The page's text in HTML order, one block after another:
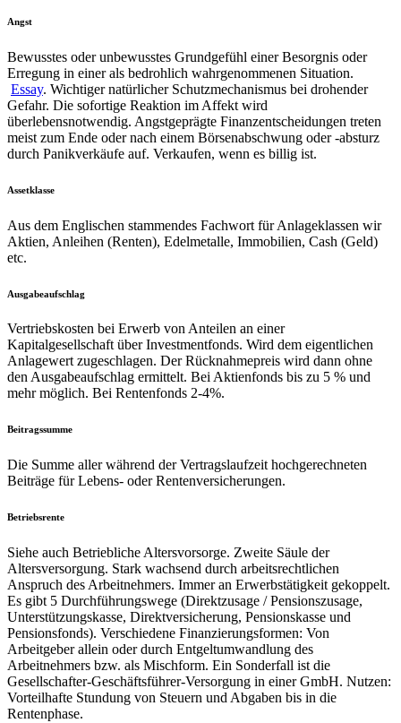
Angst
Bewusstes oder unbewusstes Grundgefühl einer Besorgnis oder
Erregung in einer als bedrohlich wahrgenommenen Situation.
Essay. Wichtiger natürlicher Schutzmechanismus bei drohender
Gefahr. Die sofortige Reaktion im Affekt wird
überlebensnotwendig. Angstgeprägte Finanzentscheidungen treten
meist zum Ende oder nach einem Börsenabschwung oder -absturz
durch Panikverkäufe auf. Verkaufen, wenn es billig ist.
Assetklasse
Aus dem Englischen stammendes Fachwort für Anlageklassen wir
Aktien, Anleihen (Renten), Edelmetalle, Immobilien, Cash (Geld)
etc.
Ausgabeaufschlag
Vertriebskosten bei Erwerb von Anteilen an einer
Kapitalgesellschaft über Investmentfonds. Wird dem eigentlichen
Anlagewert zugeschlagen. Der Rücknahmepreis wird dann ohne
den Ausgabeaufschlag ermittelt. Bei Aktienfonds bis zu 5 % und
mehr möglich. Bei Rentenfonds 2-4%.
Beitragssumme
Die Summe aller während der Vertragslaufzeit hochgerechneten
Beiträge für Lebens- oder Rentenversicherungen.
Betriebsrente
Siehe auch Betriebliche Altersvorsorge. Zweite Säule der
Altersversorgung. Stark wachsend durch arbeitsrechtlichen
Anspruch des Arbeitnehmers. Immer an Erwerbstätigkeit gekoppelt.
Es gibt 5 Durchführungswege (Direktzusage / Pensionszusage,
Unterstützungskasse, Direktversicherung, Pensionskasse und
Pensionsfonds). Verschiedene Finanzierungsformen: Von
Arbeitgeber allein oder durch Entgeltumwandlung des
Arbeitnehmers bzw. als Mischform. Ein Sonderfall ist die
Gesellschafter-Geschäftsführer-Versorgung in einer GmbH. Nutzen:
Vorteilhafte Stundung von Steuern und Abgaben bis in die
Rentenphase.